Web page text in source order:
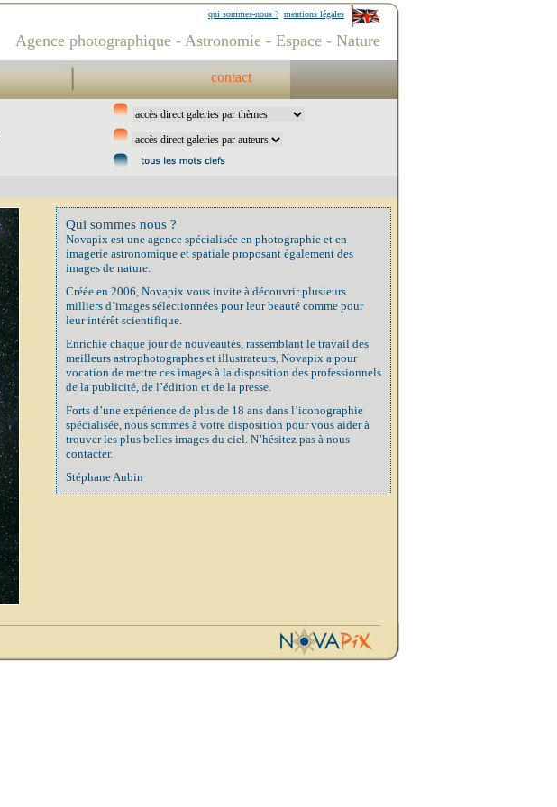
mentions légales
qui sommes-nous ?
Agence photographique - Astronomie - Espace - Nature
contact
Qui sommes nous ?
Novapix est une agence spécialisée en photographie et en
imagerie astronomique et spatiale proposant également des
images de nature.
Créée en 2006, Novapix vous invite à découvrir plusieurs
milliers d’images sélectionnées pour leur beauté comme pour
leur intérêt scientifique.
Enrichie chaque jour de nouveautés, rassemblant le travail des
meilleurs astrophotographes et illustrateurs, Novapix a pour
vocation de mettre ces images à la disposition des professionnels
de la publicité, de l’édition et de la presse.
Forts d’une expérience de plus de 18 ans dans l’iconographie
spécialisée, nous sommes à votre disposition pour vous aider à
trouver les plus belles images du ciel. N’hésitez pas à nous
contacter.
Stéphane Aubin